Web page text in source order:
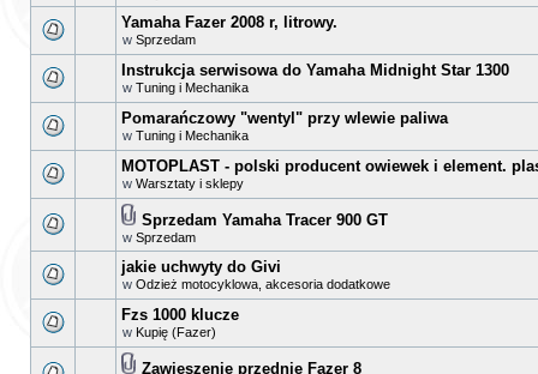
Yamaha Fazer 2008 r, litrowy.
w Sprzedam
Instrukcja serwisowa do Yamaha Midnight Star 1300
w Tuning i Mechanika
Pomarańczowy "wentyl" przy wlewie paliwa
w Tuning i Mechanika
MOTOPLAST - polski producent owiewek i element.
w Warsztaty i sklepy
Sprzedam Yamaha Tracer 900 GT
w Sprzedam
jakie uchwyty do Givi
w Odzież motocyklowa, akcesoria dodatkowe
Fzs 1000 klucze
w Kupię (Fazer)
Zawieszenie przednie Fazer 8